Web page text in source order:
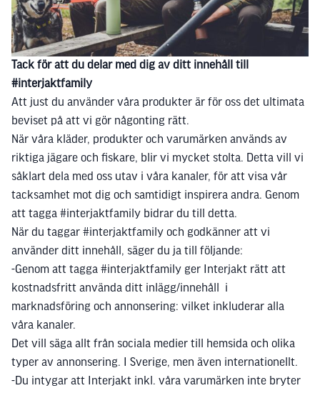
Tack för att du delar med dig av ditt innehåll till
#interjaktfamily
Att just du använder våra produkter är för oss det ultimata
beviset på att vi gör någonting rätt.
När våra kläder, produkter och varumärken används av
riktiga jägare och fiskare, blir vi mycket stolta. Detta vill vi
såklart dela med oss utav i våra kanaler, för att visa vår
tacksamhet mot dig och samtidigt inspirera andra. Genom
att tagga #interjaktfamily bidrar du till detta.
När du taggar #interjaktfamily och godkänner att vi
använder ditt innehåll, säger du ja till följande:
-Genom att tagga #interjaktfamily ger Interjakt rätt att
kostnadsfritt använda ditt inlägg/innehåll i
marknadsföring och annonsering: vilket inkluderar alla
våra kanaler.
Det vill säga allt från sociala medier till hemsida och olika
typer av annonsering. I Sverige, men även internationellt.
-Du intygar att Interjakt inkl. våra varumärken inte bryter